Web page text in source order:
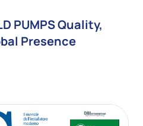
PUMPS Quality,
Presence